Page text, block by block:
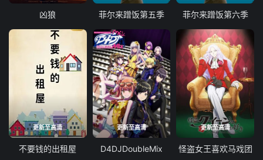
凶狼 菲尔来蹭饭第五季 菲尔来蹭饭第六季
更新至高清
不要钱的出租屋
更新至高清
D4DJDoubleMix
更新至高清
怪盗女王喜欢马戏团